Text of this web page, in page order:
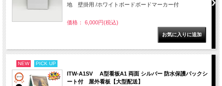
地 壁掛用 /ホワイトボードボードマーカー付
価格： 6,000円(税込)
NEW PICK UP
ITW-A1SV A型看板A1 両面 シルバー 防水保護パックシ
ート付 屋外看板【大型配送】